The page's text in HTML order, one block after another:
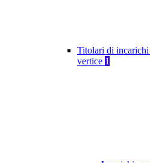
Titolari di
vertice 1